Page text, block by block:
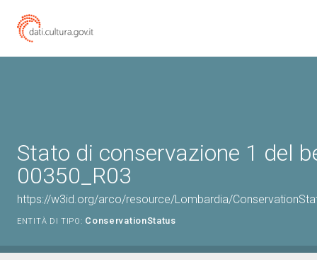
Stato di conservazione 1 del
00350_R03
https://w3id.org/arco/resource/Lombardia/
ENTITÀ DI TIPO: ConservationStatus